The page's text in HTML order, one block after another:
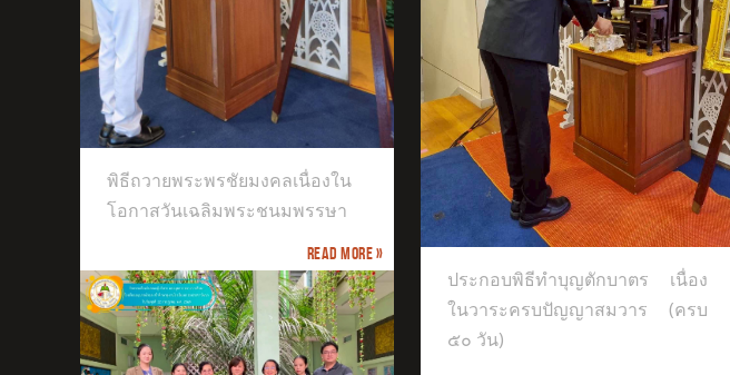
พิธีถวายพระพรชัยมงคลเนื่องใน
โอกาสวันเฉลิมพระชนมพรรษา
Read more »
ประกอบพิธีทำบุญตักบาตร เนื่องใน
ประกอบพิธีทำบุญตักบาตร เนื่อง
ในวาระครบปัญญาสมวาร (ครบ
๕๐ วัน)
ตัวแทนเด็ก และเยาวชนจากศูนย์ส่ง
เสริมศิลปวัฒนธรรมนานาชาติ